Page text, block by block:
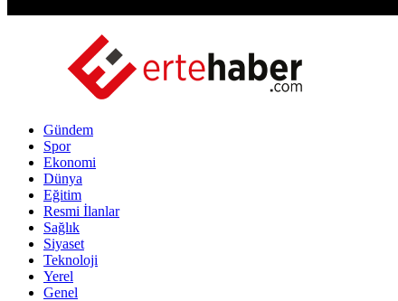
Gündem
Spor
Ekonomi
Dünya
Eğitim
Resmi İlanlar
Sağlık
Siyaset
Teknoloji
Yerel
Genel